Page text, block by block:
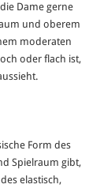
Dame gerne
und oberem
moderaten
oder flach ist,
Form des
Spielraum gibt,
elastisch,